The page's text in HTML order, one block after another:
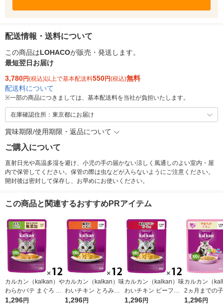
配送情報・送料について
この商品はLOHACOが販売・発送します。
最短翌日お届け
3,780円(税込)以上で基本配送料550円(税込)無料
配送料について
※一部の商品につきましては、基本配送料を当社が負担いたします。
在庫確認住所：東京都にお届け
賞味期限/使用期限・返品について
ご購入について
直射日光や高温多湿を避け、小児の手の届かない涼しく風通しのよい室内・屋
内で保管してください。保管の際は虫などが入らないようにご注意ください。
開封後は密封して保存し、お早めにお使いください。
この商品と関連するおすすめPRアイテム
カルカン（kalkan）や
わらかパテ まぐろ た
い入り 着色料・発色
1,296円
カルカン（kalkan）味
わいチキン とろみ仕
立て 60g 12袋 マース
1,296円
カルカン（kalkan）味
わいチキン ビーフ入
り とろみ仕立て 60g
1,296円
カルカン（
2ヵ月までの
やわらかチキ
1,296円